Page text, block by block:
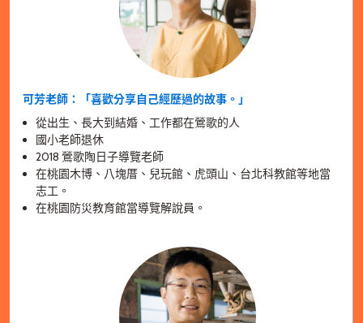
可芳老師：「喜歡分享自己經歷過的故事。」
從出生、長大到結婚、工作都在鶯歌的人
國小老師退休
2018 鶯歌陶日子導覽老師
在桃園木博、八塊厝、兒玩館、虎頭山、台北科教館等地當
志工。
在桃園防災教育館當導覽解說員。